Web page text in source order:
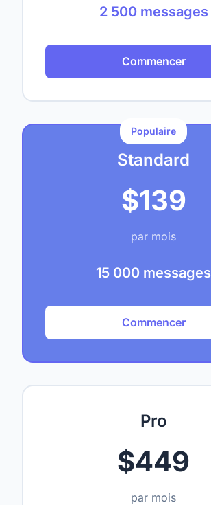
2 500 messages
Commencer
Populaire
Standard
$139
par mois
15 000 messages
Commencer
Pro
$449
par mois